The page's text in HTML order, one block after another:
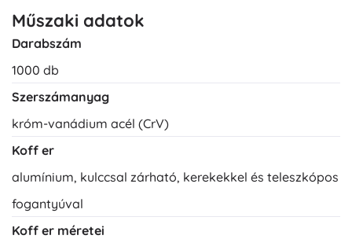
Műszaki adatok
Darabszám
1000 db
Szerszámanyag
króm-vanádium acél (CrV)
Koff er
alumínium, kulccsal zárható, kerekekkel és teleszkópos
fogantyúval
Koff er méretei